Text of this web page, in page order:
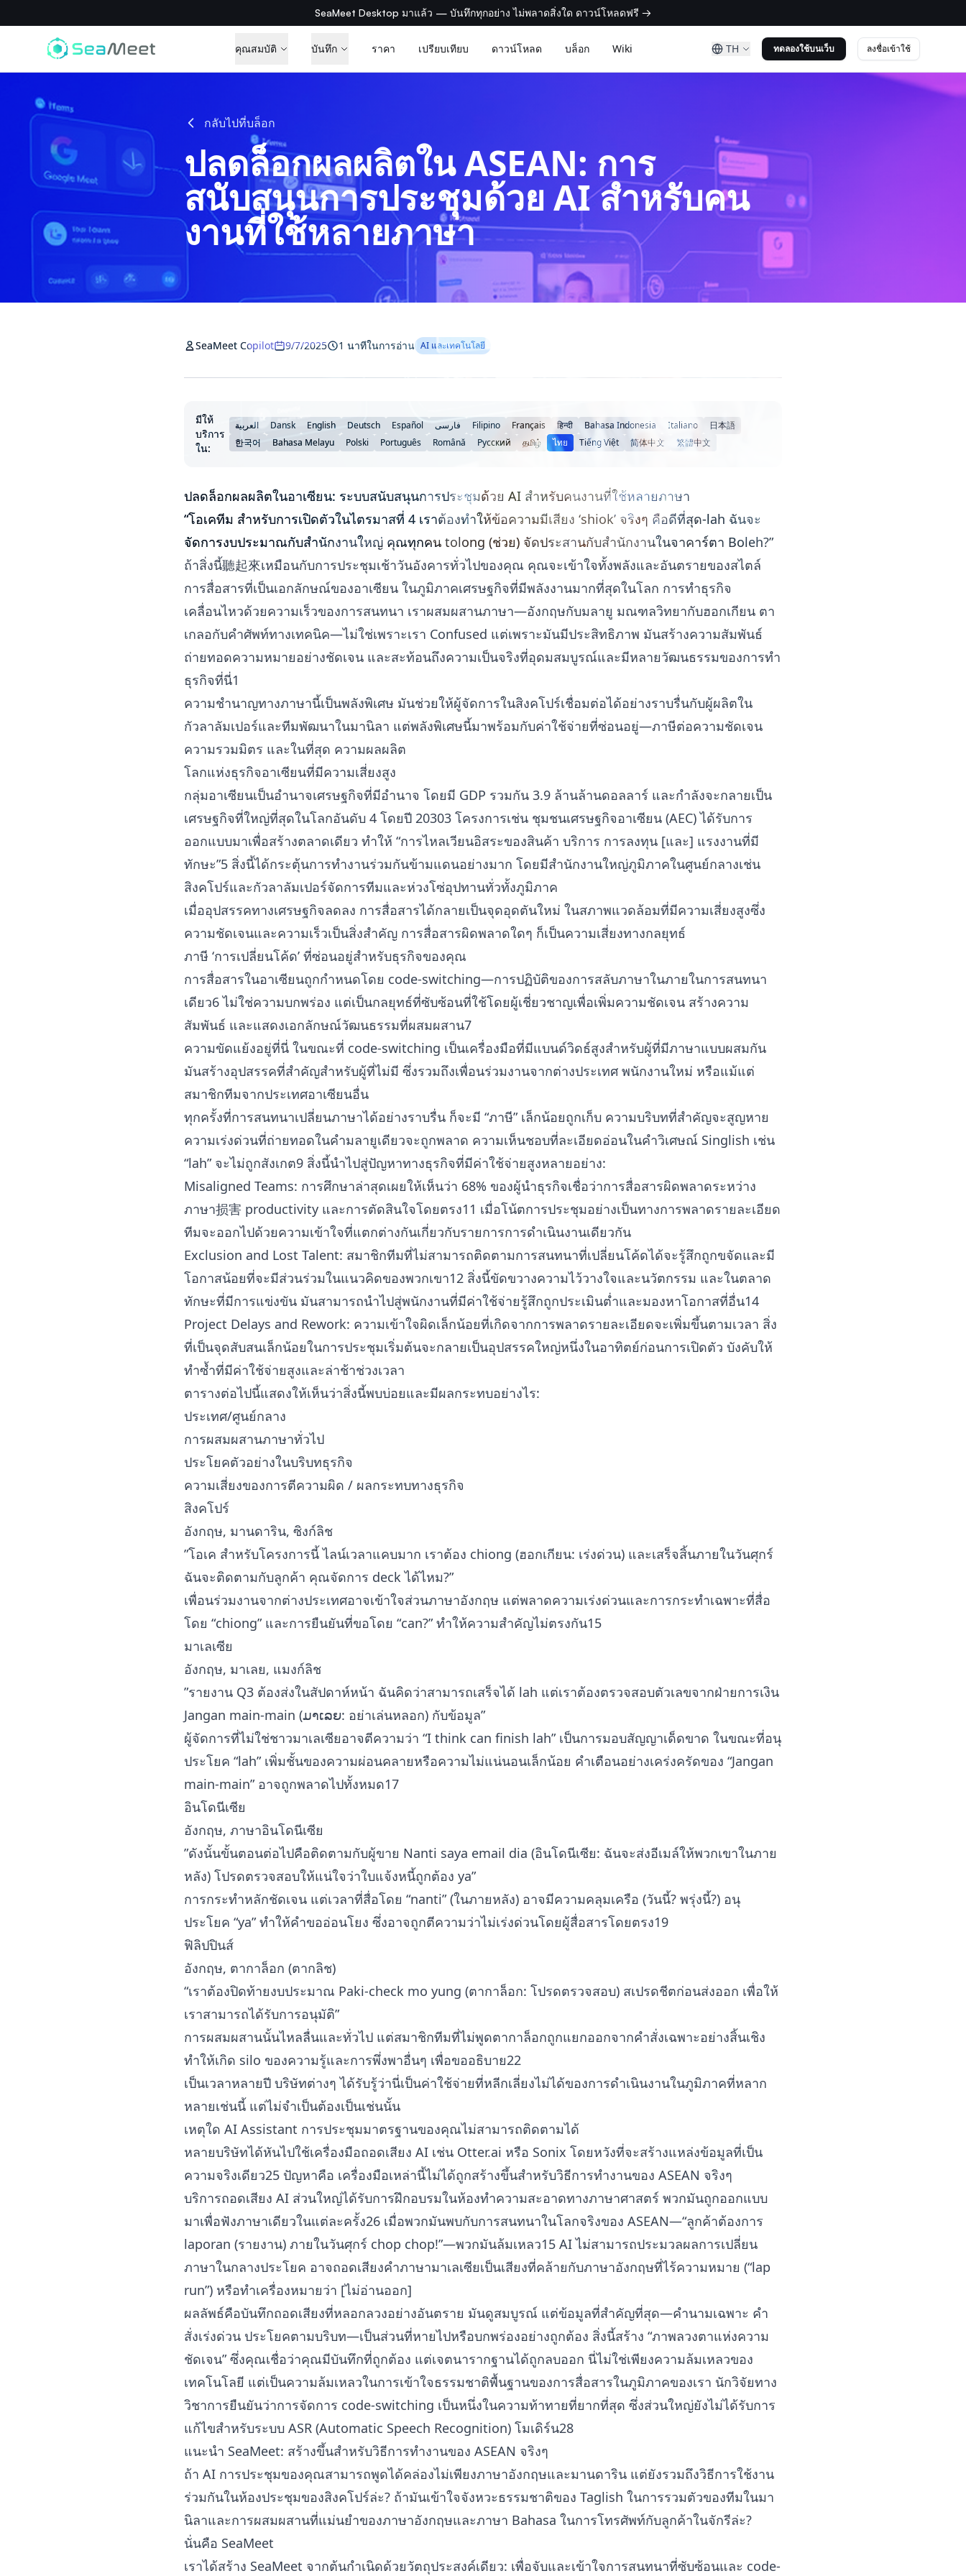
SeaMeet Desktop มาแล้ว — บันทึกทุกอย่าง ไม่พลาดสิ่งใด ดาวน์โหลดฟรี →
คุณสมบัติ บันทึก ราคา เปรียบเทียบ ดาวน์โหลด บล็อก Wiki TH ทดลองใช้บนเว็บ ลงชื่อเข้าใช้
กลับไปที่บล็อก
ปลดล็อกผลผลิตใน ASEAN: การ
สนับสนุนการประชุมด้วย AI สำหรับคน
งานที่ใช้หลายภาษา
SeaMeet Copilot 9/7/2025 1 นาทีในการอ่าน AI และเทคโนโลยี
มีให้
บริการ
ใน:
العربية Dansk English Deutsch Español فارسی Filipino Français हिन्दी Bahasa Indonesia Italiano
日本語
한국어
Bahasa Melayu Polski Português Română Русский தமிழ் ไทย Tiếng Việt 简体中文 繁體中文
ปลดล็อกผลผลิตในอาเซียน: ระบบสนับสนุนการประชุมด้วย AI สำหรับคนงานที่ใช้หลายภาษา
“โอเคทีม สำหรับการเปิดตัวในไตรมาสที่ 4 เราต้องทำให้ข้อความมีเสียง ‘shiok’ จริงๆ คือดีที่สุด-lah ฉันจะ
จัดการงบประมาณกับสำนักงานใหญ่ คุณทุกคน tolong (ช่วย) จัดประสานกับสำนักงานในจาคาร์ตา Boleh?”
ถ้าสิ่งนี้聽起來เหมือนกับการประชุมเช้าวันอังคารทั่วไปของคุณ คุณจะเข้าใจทั้งพลังและอันตรายของสไตล์
การสื่อสารที่เป็นเอกลักษณ์ของอาเซียน ในภูมิภาคเศรษฐกิจที่มีพลังงานมากที่สุดในโลก การทำธุรกิจ
เคลื่อนไหวด้วยความเร็วของการสนทนา เราผสมผสานภาษา—อังกฤษกับมลายู มณฑลวิทยากับฮอกเกียน ตา
เกลอกับคำศัพท์ทางเทคนิค—ไม่ใช่เพราะเรา Confused แต่เพราะมันมีประสิทธิภาพ มันสร้างความสัมพันธ์
ถ่ายทอดความหมายอย่างชัดเจน และสะท้อนถึงความเป็นจริงที่อุดมสมบูรณ์และมีหลายวัฒนธรรมของการทำ
ธุรกิจที่นี่1
ความชำนาญทางภาษานี้เป็นพลังพิเศษ มันช่วยให้ผู้จัดการในสิงคโปร์เชื่อมต่อได้อย่างราบรื่นกับผู้ผลิตใน
กัวลาลัมเปอร์และทีมพัฒนาในมานิลา แต่พลังพิเศษนี้มาพร้อมกับค่าใช้จ่ายที่ซ่อนอยู่—ภาษีต่อความชัดเจน
ความรวมมิตร และในที่สุด ความผลผลิต
โลกแห่งธุรกิจอาเซียนที่มีความเสี่ยงสูง
กลุ่มอาเซียนเป็นอำนาจเศรษฐกิจที่มีอำนาจ โดยมี GDP รวมกัน 3.9 ล้านล้านดอลลาร์ และกำลังจะกลายเป็น
เศรษฐกิจที่ใหญ่ที่สุดในโลกอันดับ 4 โดยปี 20303 โครงการเช่น ชุมชนเศรษฐกิจอาเซียน (AEC) ได้รับการ
ออกแบบมาเพื่อสร้างตลาดเดียว ทำให้ “การไหลเวียนอิสระของสินค้า บริการ การลงทุน [และ] แรงงานที่มี
ทักษะ”5 สิ่งนี้ได้กระตุ้นการทำงานร่วมกันข้ามแดนอย่างมาก โดยมีสำนักงานใหญ่ภูมิภาคในศูนย์กลางเช่น
สิงคโปร์และกัวลาลัมเปอร์จัดการทีมและห่วงโซ่อุปทานทั่วทั้งภูมิภาค
เมื่ออุปสรรคทางเศรษฐกิจลดลง การสื่อสารได้กลายเป็นจุดอุดตันใหม่ ในสภาพแวดล้อมที่มีความเสี่ยงสูงซึ่ง
ความชัดเจนและความเร็วเป็นสิ่งสำคัญ การสื่อสารผิดพลาดใดๆ ก็เป็นความเสี่ยงทางกลยุทธ์
ภาษี ‘การเปลี่ยนโค้ด’ ที่ซ่อนอยู่สำหรับธุรกิจของคุณ
การสื่อสารในอาเซียนถูกกำหนดโดย code-switching—การปฏิบัติของการสลับภาษาในภายในการสนทนา
เดียว6 ไม่ใช่ความบกพร่อง แต่เป็นกลยุทธ์ที่ซับซ้อนที่ใช้โดยผู้เชี่ยวชาญเพื่อเพิ่มความชัดเจน สร้างความ
สัมพันธ์ และแสดงเอกลักษณ์วัฒนธรรมที่ผสมผสาน7
ความขัดแย้งอยู่ที่นี่ ในขณะที่ code-switching เป็นเครื่องมือที่มีแบนด์วิดธ์สูงสำหรับผู้ที่มีภาษาแบบผสมกัน
มันสร้างอุปสรรคที่สำคัญสำหรับผู้ที่ไม่มี ซึ่งรวมถึงเพื่อนร่วมงานจากต่างประเทศ พนักงานใหม่ หรือแม้แต่
สมาชิกทีมจากประเทศอาเซียนอื่น
ทุกครั้งที่การสนทนาเปลี่ยนภาษาได้อย่างราบรื่น ก็จะมี “ภาษี” เล็กน้อยถูกเก็บ ความบริบทที่สำคัญจะสูญหาย
ความเร่งด่วนที่ถ่ายทอดในคำมลายูเดียวจะถูกพลาด ความเห็นชอบที่ละเอียดอ่อนในคำวิเศษณ์ Singlish เช่น
“lah” จะไม่ถูกสังเกต9 สิ่งนี้นำไปสู่ปัญหาทางธุรกิจที่มีค่าใช้จ่ายสูงหลายอย่าง:
Misaligned Teams: การศึกษาล่าสุดเผยให้เห็นว่า 68% ของผู้นำธุรกิจเชื่อว่าการสื่อสารผิดพลาดระหว่าง
ภาษา损害 productivity และการตัดสินใจโดยตรง11 เมื่อโน้ตการประชุมอย่างเป็นทางการพลาดรายละเอียด
ทีมจะออกไปด้วยความเข้าใจที่แตกต่างกันเกี่ยวกับรายการการดำเนินงานเดียวกัน
Exclusion and Lost Talent: สมาชิกทีมที่ไม่สามารถติดตามการสนทนาที่เปลี่ยนโค้ดได้จะรู้สึกถูกขจัดและมี
โอกาสน้อยที่จะมีส่วนร่วมในแนวคิดของพวกเขา12 สิ่งนี้ขัดขวางความไว้วางใจและนวัตกรรม และในตลาด
ทักษะที่มีการแข่งขัน มันสามารถนำไปสู่พนักงานที่มีค่าใช้จ่ายรู้สึกถูกประเมินต่ำและมองหาโอกาสที่อื่น14
Project Delays and Rework: ความเข้าใจผิดเล็กน้อยที่เกิดจากการพลาดรายละเอียดจะเพิ่มขึ้นตามเวลา สิ่ง
ที่เป็นจุดสับสนเล็กน้อยในการประชุมเริ่มต้นจะกลายเป็นอุปสรรคใหญ่หนึ่งในอาทิตย์ก่อนการเปิดตัว บังคับให้
ทำซ้ำที่มีค่าใช้จ่ายสูงและล่าช้าช่วงเวลา
ตารางต่อไปนี้แสดงให้เห็นว่าสิ่งนี้พบบ่อยและมีผลกระทบอย่างไร:
ประเทศ/ศูนย์กลาง
การผสมผสานภาษาทั่วไป
ประโยคตัวอย่างในบริบทธุรกิจ
ความเสี่ยงของการตีความผิด / ผลกระทบทางธุรกิจ
สิงคโปร์
อังกฤษ, มานดาริน, ซิงก์ลิช
”โอเค สำหรับโครงการนี้ ไลน์เวลาแคบมาก เราต้อง chiong (ฮอกเกียน: เร่งด่วน) และเสร็จสิ้นภายในวันศุกร์
ฉันจะติดตามกับลูกค้า คุณจัดการ deck ได้ไหม?”
เพื่อนร่วมงานจากต่างประเทศอาจเข้าใจส่วนภาษาอังกฤษ แต่พลาดความเร่งด่วนและการกระทำเฉพาะที่สื่อ
โดย “chiong” และการยืนยันที่ขอโดย “can?” ทำให้ความสำคัญไม่ตรงกัน15
มาเลเซีย
อังกฤษ, มาเลย, แมงก์ลิช
”รายงาน Q3 ต้องส่งในสัปดาห์หน้า ฉันคิดว่าสามารถเสร็จได้ lah แต่เราต้องตรวจสอบตัวเลขจากฝ่ายการเงิน
Jangan main-main (ມາເລຍ: อย่าเล่นหลอก) กับข้อมูล”
ผู้จัดการที่ไม่ใช่ชาวมาเลเซียอาจตีความว่า “I think can finish lah” เป็นการมอบสัญญาเด็ดขาด ในขณะที่อนุ
ประโยค “lah” เพิ่มชั้นของความผ่อนคลายหรือความไม่แน่นอนเล็กน้อย คำเตือนอย่างเคร่งครัดของ “Jangan
main-main” อาจถูกพลาดไปทั้งหมด17
อินโดนีเซีย
อังกฤษ, ภาษาอินโดนีเซีย
”ดังนั้นขั้นตอนต่อไปคือติดตามกับผู้ขาย Nanti saya email dia (อินโดนีเซีย: ฉันจะส่งอีเมล์ให้พวกเขาในภาย
หลัง) โปรดตรวจสอบให้แน่ใจว่าใบแจ้งหนี้ถูกต้อง ya”
การกระทำหลักชัดเจน แต่เวลาที่สื่อโดย “nanti” (ในภายหลัง) อาจมีความคลุมเครือ (วันนี้? พรุ่งนี้?) อนุ
ประโยค “ya” ทำให้คำขออ่อนโยง ซึ่งอาจถูกตีความว่าไม่เร่งด่วนโดยผู้สื่อสารโดยตรง19
ฟิลิปปินส์
อังกฤษ, ตากาล็อก (ตากลิช)
“เราต้องปิดท้ายงบประมาณ Paki-check mo yung (ตากาล็อก: โปรดตรวจสอบ) สเปรดชีตก่อนส่งออก เพื่อให้
เราสามารถได้รับการอนุมัติ”
การผสมผสานนั้นไหลลื่นและทั่วไป แต่สมาชิกทีมที่ไม่พูดตากาล็อกถูกแยกออกจากคำสั่งเฉพาะอย่างสิ้นเชิง
ทำให้เกิด silo ของความรู้และการพึ่งพาอื่นๆ เพื่อขออธิบาย22
เป็นเวลาหลายปี บริษัทต่างๆ ได้รับรู้ว่านี่เป็นค่าใช้จ่ายที่หลีกเลี่ยงไม่ได้ของการดำเนินงานในภูมิภาคที่หลาก
หลายเช่นนี้ แต่ไม่จำเป็นต้องเป็นเช่นนั้น
เหตุใด AI Assistant การประชุมมาตรฐานของคุณไม่สามารถติดตามได้
หลายบริษัทได้หันไปใช้เครื่องมือถอดเสียง AI เช่น Otter.ai หรือ Sonix โดยหวังที่จะสร้างแหล่งข้อมูลที่เป็น
ความจริงเดียว25 ปัญหาคือ เครื่องมือเหล่านี้ไม่ได้ถูกสร้างขึ้นสำหรับวิธีการทำงานของ ASEAN จริงๆ
บริการถอดเสียง AI ส่วนใหญ่ได้รับการฝึกอบรมในห้องทำความสะอาดทางภาษาศาสตร์ พวกมันถูกออกแบบ
มาเพื่อฟังภาษาเดียวในแต่ละครั้ง26 เมื่อพวกมันพบกับการสนทนาในโลกจริงของ ASEAN—“ลูกค้าต้องการ
laporan (รายงาน) ภายในวันศุกร์ chop chop!”—พวกมันล้มเหลว15 AI ไม่สามารถประมวลผลการเปลี่ยน
ภาษาในกลางประโยค อาจถอดเสียงคำภาษามาเลเซียเป็นเสียงที่คล้ายกับภาษาอังกฤษที่ไร้ความหมาย (“lap
run”) หรือทำเครื่องหมายว่า [ไม่อ่านออก]
ผลลัพธ์คือบันทึกถอดเสียงที่หลอกลวงอย่างอันตราย มันดูสมบูรณ์ แต่ข้อมูลที่สำคัญที่สุด—คำนามเฉพาะ คำ
สั่งเร่งด่วน ประโยคตามบริบท—เป็นส่วนที่หายไปหรือบกพร่องอย่างถูกต้อง สิ่งนี้สร้าง “ภาพลวงตาแห่งความ
ชัดเจน” ซึ่งคุณเชื่อว่าคุณมีบันทึกที่ถูกต้อง แต่เจตนารากฐานได้ถูกลบออก นี่ไม่ใช่เพียงความล้มเหลวของ
เทคโนโลยี แต่เป็นความล้มเหลวในการเข้าใจธรรมชาติพื้นฐานของการสื่อสารในภูมิภาคของเรา นักวิจัยทาง
วิชาการยืนยันว่าการจัดการ code-switching เป็นหนึ่งในความท้าทายที่ยากที่สุด ซึ่งส่วนใหญ่ยังไม่ได้รับการ
แก้ไขสำหรับระบบ ASR (Automatic Speech Recognition) โมเดิร์น28
แนะนำ SeaMeet: สร้างขึ้นสำหรับวิธีการทำงานของ ASEAN จริงๆ
ถ้า AI การประชุมของคุณสามารถพูดได้คล่องไม่เพียงภาษาอังกฤษและมานดาริน แต่ยังรวมถึงวิธีการใช้งาน
ร่วมกันในห้องประชุมของสิงคโปร์ล่ะ? ถ้ามันเข้าใจจังหวะธรรมชาติของ Taglish ในการรวมตัวของทีมในมา
นิลาและการผสมผสานที่แม่นยำของภาษาอังกฤษและภาษา Bahasa ในการโทรศัพท์กับลูกค้าในจักรีล่ะ?
นั่นคือ SeaMeet
เราได้สร้าง SeaMeet จากต้นกำเนิดด้วยวัตถุประสงค์เดียว: เพื่อจับและเข้าใจการสนทนาที่ซับซ้อนและ code-